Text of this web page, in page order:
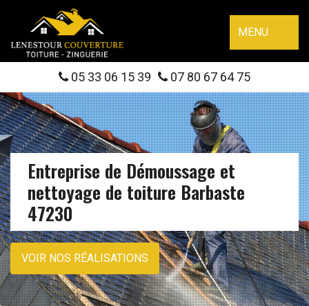
MENU
05 33 06 15 39 07 80 67 64 75
Entreprise de Démoussage et
nettoyage de toiture Barbaste
47230
VOIR NOS RÉALISATIONS